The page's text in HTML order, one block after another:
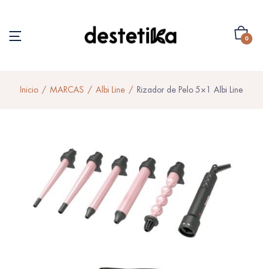
0
Inicio MARCAS Albi Line Rizador de Pelo 5×1 Albi Line